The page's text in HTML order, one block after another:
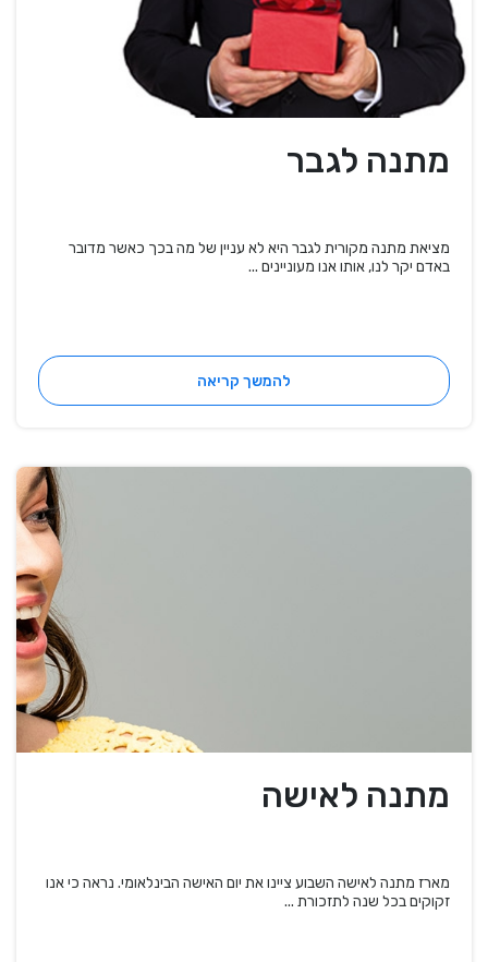
מתנה לגבר
מציאת מתנה מקורית לגבר היא לא עניין של מה בכך כאשר מדובר
באדם יקר לנו, אותו אנו מעוניינים ...
להמשך קריאה
מתנה לאישה
מארז מתנה לאישה השבוע ציינו את יום האישה הבינלאומי. נראה כי אנו
זקוקים בכל שנה לתזכורת ...